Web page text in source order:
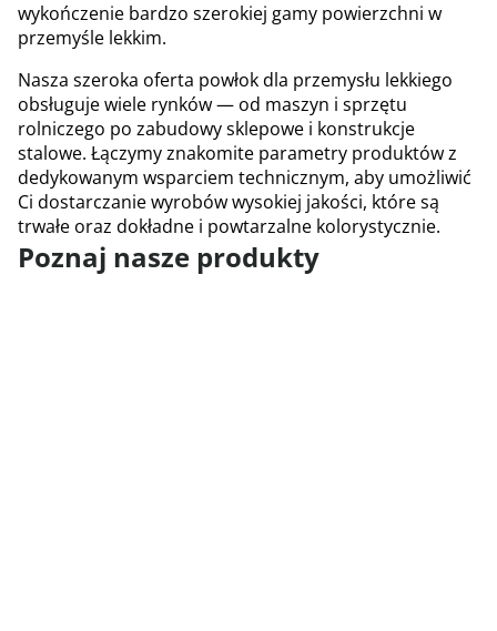
wykończenie bardzo szerokiej gamy powierzchni w
przemyśle lekkim.
Nasza szeroka oferta powłok dla przemysłu lekkiego
obsługuje wiele rynków — od maszyn i sprzętu
rolniczego po zabudowy sklepowe i konstrukcje
stalowe. Łączymy znakomite parametry produktów z
dedykowanym wsparciem technicznym, aby umożliwić
Ci dostarczanie wyrobów wysokiej jakości, które są
trwałe oraz dokładne i powtarzalne kolorystycznie.
Poznaj nasze produkty